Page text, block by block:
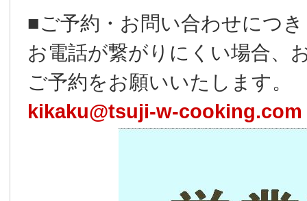
■ご予約・お問い合わせにつ
お電話が繋がりにくい場合、
ご予約をお願いいたします。
kikaku@tsuji-w-cooking.com